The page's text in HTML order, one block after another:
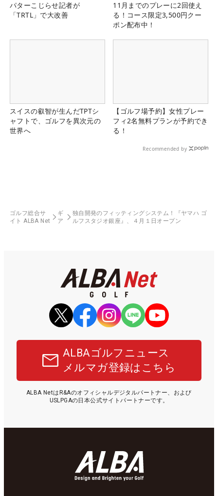
パターこじらせ記者が
「TRTL」で大改善
11月までのプレーに2回使え
る！コース限定3,500円クー
ポン配布中！
スイスの叡智が生んだTPTシ
ャフトで、ゴルフを異次元の
世界へ
【ゴルフ場予約】女性プレー
フィ2名無料プランが予約でき
る！
Recommended by
ゴルフ総合サ
イト ALBA Net
ギ
ア
独自開発のフィッティングシステム！『ヤマハ ゴ
ルフスタジオ銀座』、４月１日オープン
ALBAゴルフニュース
メルマガ登録はこちら
ALBA NetはR&Aのオフィシャルデジタルパートナー、および
USLPGAの日本公式サイトパートナーです。